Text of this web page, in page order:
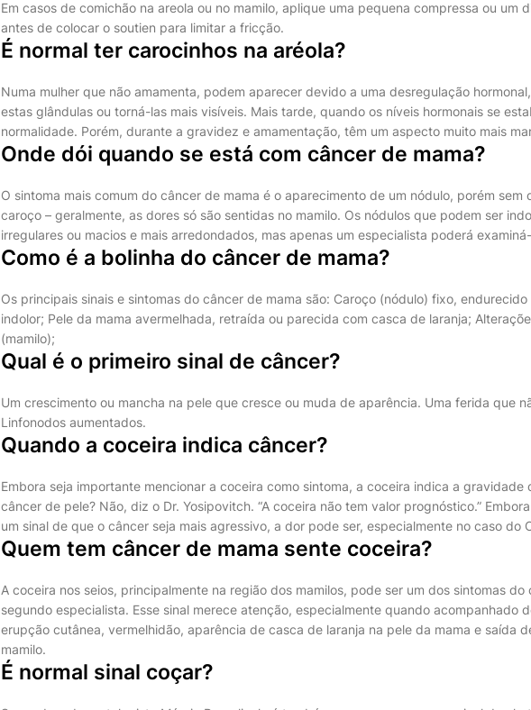
Em casos de comichão na areola ou no mamilo, aplique uma pequena compressa ou um
antes de colocar o soutien para limitar a fricção.
É normal ter carocinhos na aréola?
Numa mulher que não amamenta, podem aparecer devido a uma desregulação
estas glândulas ou torná-las mais visíveis. Mais tarde, quando os níveis hormonais se
normalidade. Porém, durante a gravidez e amamentação, têm um aspecto muito mais
Onde dói quando se está com câncer de mama?
O sintoma mais comum do câncer de mama é o aparecimento de um nódulo, porém sem
caroço – geralmente, as dores só são sentidas no mamilo. Os nódulos que podem ser
irregulares ou macios e mais arredondados, mas apenas um especialista poderá
Como é a bolinha do câncer de mama?
Os principais sinais e sintomas do câncer de mama são: Caroço (nódulo) fixo,
indolor; Pele da mama avermelhada, retraída ou parecida com casca de laranja;
(mamilo);
Qual é o primeiro sinal de câncer?
Um crescimento ou mancha na pele que cresce ou muda de aparência. Uma ferida que
Linfonodos aumentados.
Quando a coceira indica câncer?
Embora seja importante mencionar a coceira como sintoma, a coceira indica a gravidade
câncer de pele? Não, diz o Dr. Yosipovitch. “A coceira não tem valor prognóstico.”
um sinal de que o câncer seja mais agressivo, a dor pode ser, especialmente no caso do
Quem tem câncer de mama sente coceira?
A coceira nos seios, principalmente na região dos mamilos, pode ser um dos sintomas do
segundo especialista. Esse sinal merece atenção, especialmente quando acompanhado
erupção cutânea, vermelhidão, aparência de casca de laranja na pele da mama e saída
mamilo.
É normal sinal coçar?